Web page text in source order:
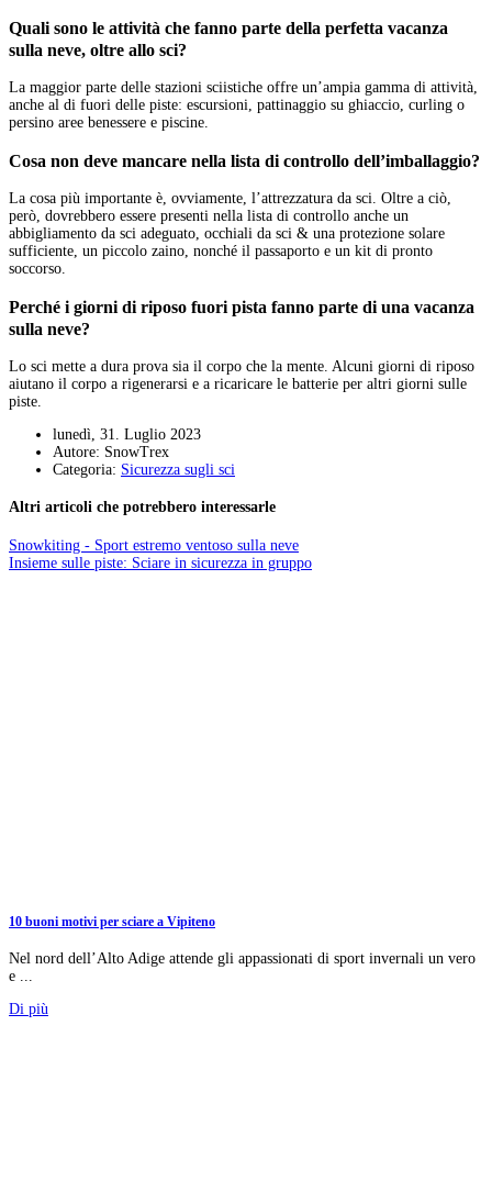
Quali sono le attività che fanno parte della perfetta vacanza
sulla neve, oltre allo sci?
La maggior parte delle stazioni sciistiche offre un’ampia gamma di attività,
anche al di fuori delle piste: escursioni, pattinaggio su ghiaccio, curling o
persino aree benessere e piscine.
Cosa non deve mancare nella lista di controllo dell’imballaggio?
La cosa più importante è, ovviamente, l’attrezzatura da sci. Oltre a ciò,
però, dovrebbero essere presenti nella lista di controllo anche un
abbigliamento da sci adeguato, occhiali da sci & una protezione solare
sufficiente, un piccolo zaino, nonché il passaporto e un kit di pronto
soccorso.
Perché i giorni di riposo fuori pista fanno parte di una vacanza
sulla neve?
Lo sci mette a dura prova sia il corpo che la mente. Alcuni giorni di riposo
aiutano il corpo a rigenerarsi e a ricaricare le batterie per altri giorni sulle
piste.
lunedì, 31. Luglio 2023
Autore: SnowTrex
Categoria: Sicurezza sugli sci
Altri articoli che potrebbero interessarle
Snowkiting - Sport estremo ventoso sulla neve
Insieme sulle piste: Sciare in sicurezza in gruppo
10 buoni motivi per sciare a Vipiteno
Nel nord dell’Alto Adige attende gli appassionati di sport invernali un vero
e ...
Di più